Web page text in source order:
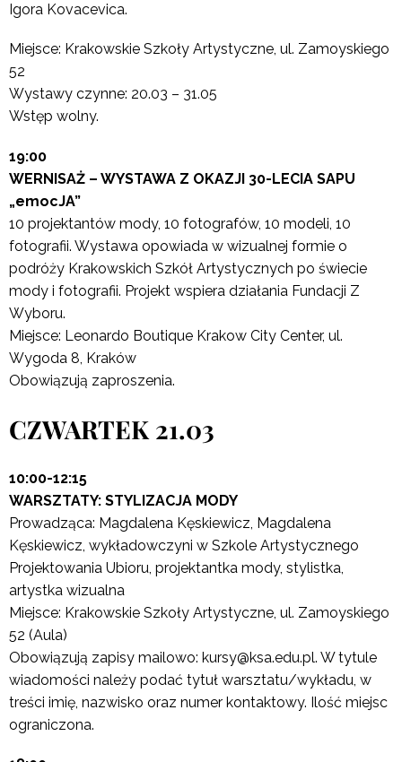
Igora Kovacevica.
Miejsce: Krakowskie Szkoły Artystyczne, ul. Zamoyskiego
52
Wystawy czynne: 20.03 – 31.05
Wstęp wolny.
19:00
WERNISAŻ – WYSTAWA Z OKAZJI 30-LECIA SAPU
„emocJA”
10 projektantów mody, 10 fotografów, 10 modeli, 10
fotografii. Wystawa opowiada w wizualnej formie o
podróży Krakowskich Szkół Artystycznych po świecie
mody i fotografii. Projekt wspiera działania Fundacji Z
Wyboru.
Miejsce: Leonardo Boutique Krakow City Center, ul.
Wygoda 8, Kraków
Obowiązują zaproszenia.
CZWARTEK 21.03
10:00-12:15
WARSZTATY: STYLIZACJA MODY
Prowadząca: Magdalena Kęskiewicz, Magdalena
Kęskiewicz, wykładowczyni w Szkole Artystycznego
Projektowania Ubioru, projektantka mody, stylistka,
artystka wizualna
Miejsce: Krakowskie Szkoły Artystyczne, ul. Zamoyskiego
52 (Aula)
Obowiązują zapisy mailowo: kursy@ksa.edu.pl. W tytule
wiadomości należy podać tytuł warsztatu/wykładu, w
treści imię, nazwisko oraz numer kontaktowy. Ilość miejsc
ograniczona.